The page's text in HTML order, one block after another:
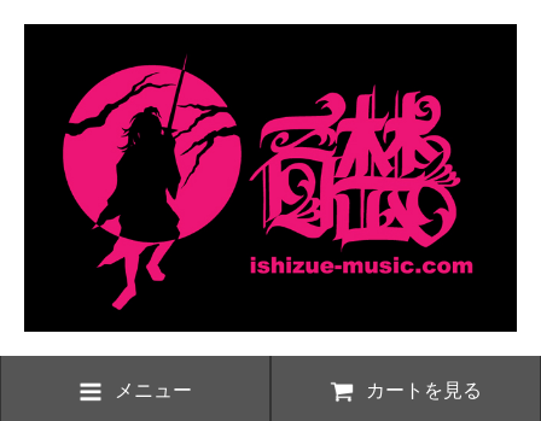
メニュー カートを見る